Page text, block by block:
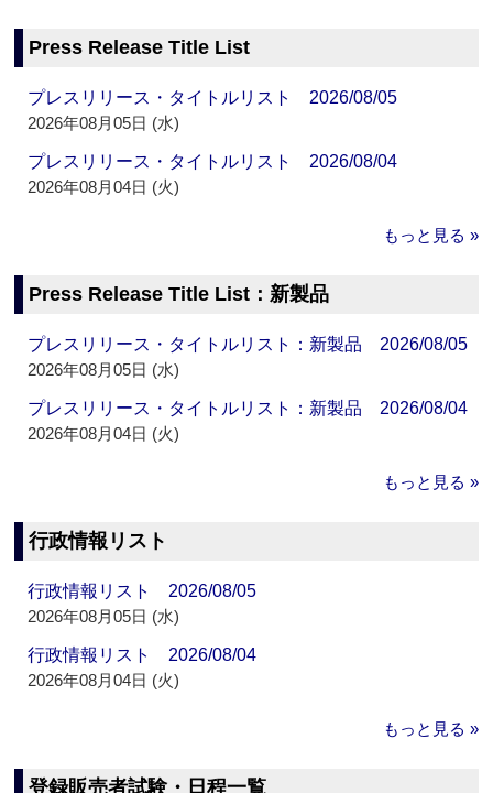
Press Release Title List
プレスリリース・タイトルリスト 2026/08/05
2026年08月05日 (水)
プレスリリース・タイトルリスト 2026/08/04
2026年08月04日 (火)
もっと見る »
Press Release Title List：新製品
プレスリリース・タイトルリスト：新製品 2026/08/05
2026年08月05日 (水)
プレスリリース・タイトルリスト：新製品 2026/08/04
2026年08月04日 (火)
もっと見る »
行政情報リスト
行政情報リスト 2026/08/05
2026年08月05日 (水)
行政情報リスト 2026/08/04
2026年08月04日 (火)
もっと見る »
登録販売者試験・日程一覧